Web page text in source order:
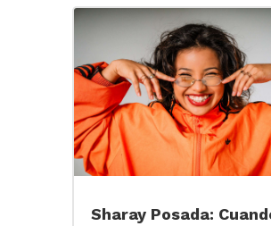
Sharay Posada: